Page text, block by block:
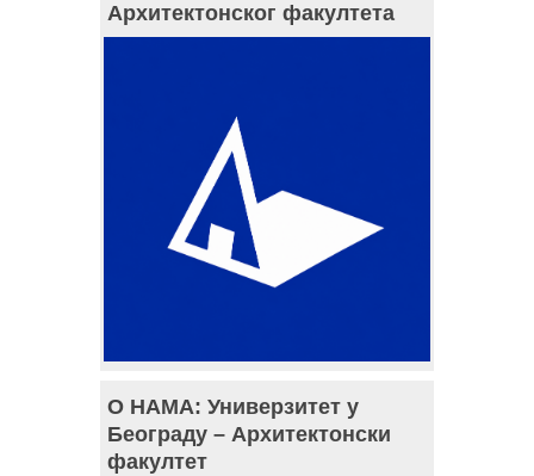
Архитектонског факултета
О НАМА: Универзитет у
Београду – Архитектонски
факултет